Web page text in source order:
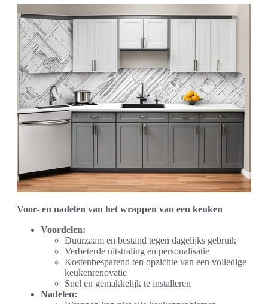
Voor- en nadelen van het wrappen van een keuken
Voordelen:
Duurzaam en bestand tegen dagelijks gebruik
Verbeterde uitstraling en personalisatie
Kostenbesparend ten opzichte van een volledige
keukenrenovatie
Snel en gemakkelijk te installeren
Nadelen: